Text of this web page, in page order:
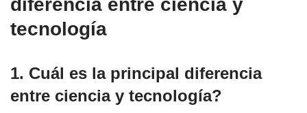
diferencia entre ciencia y
tecnología
1. Cuál es la principal diferencia
entre ciencia y tecnología?